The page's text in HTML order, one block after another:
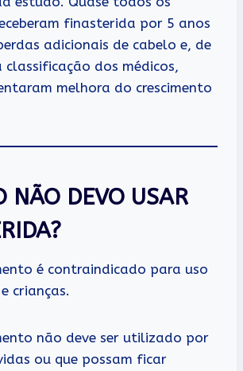
finasterida por 5 anos
adicionais de cabelo e, de
classificação dos médicos,
melhora do crescimento
NÃO DEVO USAR
é contraindicado para uso
crianças.
não deve ser utilizado por
ou que possam ficar